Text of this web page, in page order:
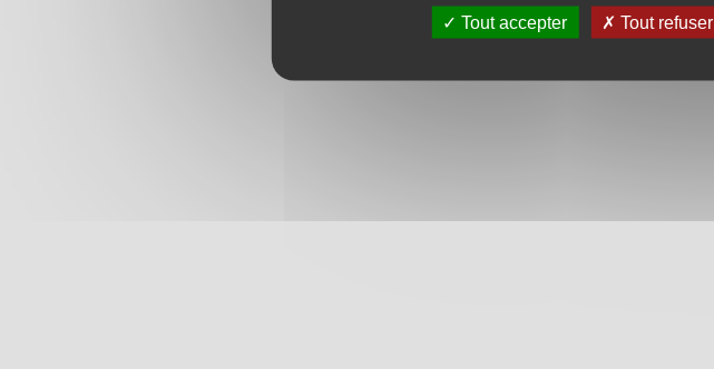
Tout accepter Tout refuser